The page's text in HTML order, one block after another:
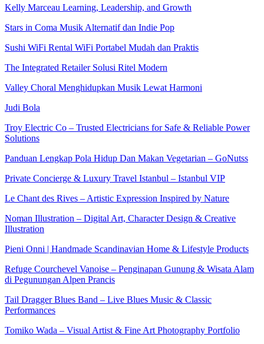
Kelly Marceau Learning, Leadership, and Growth
Stars in Coma Musik Alternatif dan Indie Pop
Sushi WiFi Rental WiFi Portabel Mudah dan Praktis
The Integrated Retailer Solusi Ritel Modern
Valley Choral Menghidupkan Musik Lewat Harmoni
Judi Bola
Troy Electric Co – Trusted Electricians for Safe & Reliable Power
Solutions
Panduan Lengkap Pola Hidup Dan Makan Vegetarian – GoNutss
Private Concierge & Luxury Travel Istanbul – Istanbul VIP
Le Chant des Rives – Artistic Expression Inspired by Nature
Noman Illustration – Digital Art, Character Design & Creative
Illustration
Pieni Onni | Handmade Scandinavian Home & Lifestyle Products
Refuge Courchevel Vanoise – Penginapan Gunung & Wisata Alam
di Pegunungan Alpen Prancis
Tail Dragger Blues Band – Live Blues Music & Classic
Performances
Tomiko Wada – Visual Artist & Fine Art Photography Portfolio